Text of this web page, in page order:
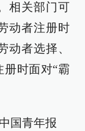
相关部门可
动者注册时
动者选择、
册时面对“霸
国青年报